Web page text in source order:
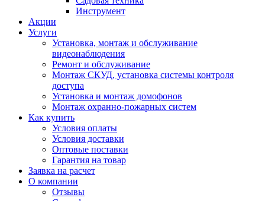
Инструмент
Акции
Услуги
Установка, монтаж и обслуживание
видеонаблюдения
Ремонт и обслуживание
Монтаж СКУД, установка системы контроля
доступа
Установка и монтаж домофонов
Монтаж охранно-пожарных систем
Как купить
Условия оплаты
Условия доставки
Оптовые поставки
Гарантия на товар
Заявка на расчет
О компании
Отзывы